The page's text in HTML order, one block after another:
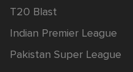
T20 Blast
Indian Premier League
Pakistan Super League